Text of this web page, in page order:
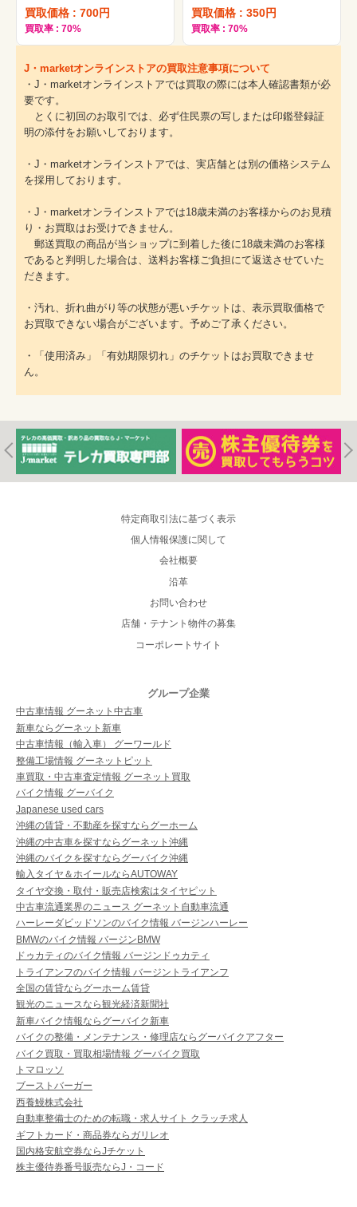
買取価格 : 700円
買取率 : 70%
買取価格 : 350円
買取率 : 70%
J・marketオンラインストアの買取注意事項について
・J・marketオンラインストアでは買取の際には本人確認書類が必
要です。
とくに初回のお取引では、必ず住民票の写しまたは印鑑登録証
明の添付をお願いしております。
・J・marketオンラインストアでは、実店舗とは別の価格システム
を採用しております。
・J・marketオンラインストアでは18歳未満のお客様からのお見積
り・お買取はお受けできません。
郵送買取の商品が当ショップに到着した後に18歳未満のお客様
であると判明した場合は、送料お客様ご負担にて返送させていた
だきます。
・汚れ、折れ曲がり等の状態が悪いチケットは、表示買取価格で
お買取できない場合がございます。予めご了承ください。
・「使用済み」「有効期限切れ」のチケットはお買取できませ
ん。
特定商取引法に基づく表示
個人情報保護に関して
会社概要
沿革
お問い合わせ
店舗・テナント物件の募集
コーポレートサイト
グループ企業
中古車情報 グーネット中古車
新車ならグーネット新車
中古車情報（輸入車） グーワールド
整備工場情報 グーネットピット
車買取・中古車査定情報 グーネット買取
バイク情報 グーバイク
Japanese used cars
沖縄の賃貸・不動産を探すならグーホーム
沖縄の中古車を探すならグーネット沖縄
沖縄のバイクを探すならグーバイク沖縄
輸入タイヤ＆ホイールならAUTOWAY
タイヤ交換・取付・販売店検索はタイヤピット
中古車流通業界のニュース グーネット自動車流通
ハーレーダビッドソンのバイク情報 バージンハーレー
BMWのバイク情報 バージンBMW
ドゥカティのバイク情報 バージンドゥカティ
トライアンフのバイク情報 バージントライアンフ
全国の賃貸ならグーホーム賃貸
観光のニュースなら観光経済新聞社
新車バイク情報ならグーバイク新車
バイクの整備・メンテナンス・修理店ならグーバイクアフター
バイク買取・買取相場情報 グーバイク買取
トマロッソ
ブーストバーガー
西養鰻株式会社
自動車整備士のための転職・求人サイト クラッチ求人
ギフトカード・商品券ならガリレオ
国内格安航空券ならJチケット
株主優待券番号販売ならJ・コード